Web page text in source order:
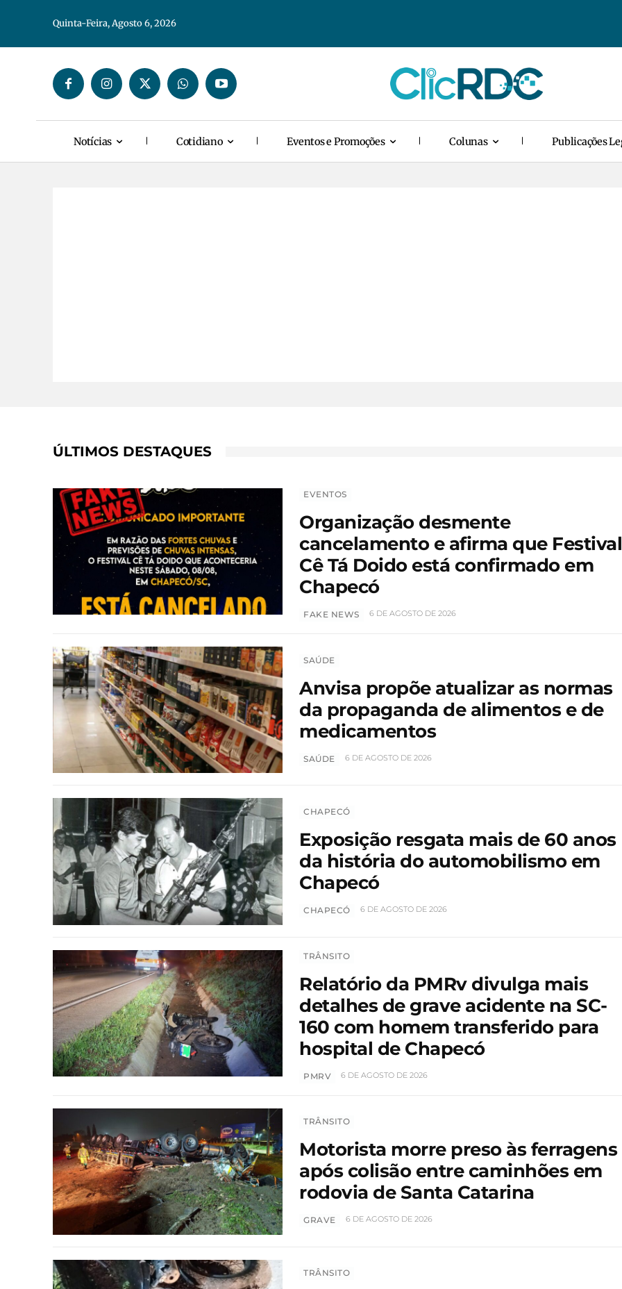
Quinta-Feira, Agosto 6, 2026
Notícias Cotidiano Eventos e Promoções Colunas Publicações
ÚLTIMOS DESTAQUES
EVENTOS
Organização desmente
cancelamento e afirma que Festival
Cê Tá Doido está confirmado em
Chapecó
FAKE NEWS 6 DE AGOSTO DE 2026
SAÚDE
Anvisa propõe atualizar as normas
da propaganda de alimentos e de
medicamentos
SAÚDE 6 DE AGOSTO DE 2026
CHAPECÓ
Exposição resgata mais de 60 anos
da história do automobilismo em
Chapecó
CHAPECÓ 6 DE AGOSTO DE 2026
TRÂNSITO
Relatório da PMRv divulga mais
detalhes de grave acidente na SC-
160 com homem transferido para
hospital de Chapecó
PMRV 6 DE AGOSTO DE 2026
TRÂNSITO
Motorista morre preso às ferragens
após colisão entre caminhões em
rodovia de Santa Catarina
GRAVE 6 DE AGOSTO DE 2026
TRÂNSITO